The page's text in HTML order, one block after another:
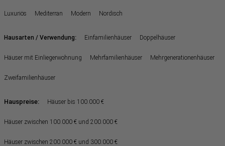
Luxuriös Mediterran Modern Nordisch
Hausarten / Verwendung: Einfamilienhäuser Doppelhäuser
Häuser mit Einliegerwohnung Mehrfamilienhäuser Mehrgenerationenhäuser
Zweifamilienhäuser
Hauspreise: Häuser bis 100.000 €
Häuser zwischen 100.000 € und 200.000 €
Häuser zwischen 200.000 € und 300.000 €